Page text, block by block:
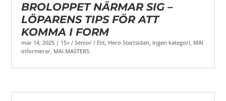
BROLOPPET NÄRMAR SIG –
LÖPARENS TIPS FÖR ATT
KOMMA I FORM
mar 14, 2025 | 15+ / Senior / Elit, Hero Startsidan, Ingen kategori, MAI
informerar, MAI MASTERS